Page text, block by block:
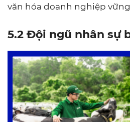
văn hóa doanh nghiệp
5.2 Đội ngũ nhân sự